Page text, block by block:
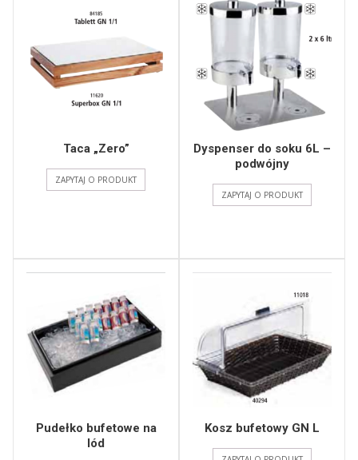
Taca „Zero”
ZAPYTAJ O PRODUKT
Dyspenser do soku 6L –
podwójny
ZAPYTAJ O PRODUKT
Pudełko bufetowe na
lód
Kosz bufetowy GN L